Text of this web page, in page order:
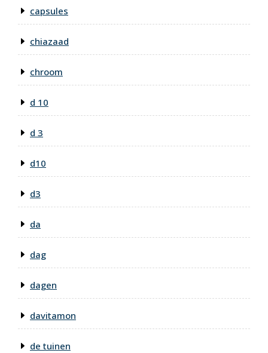
capsules
chiazaad
chroom
d 10
d 3
d10
d3
da
dag
dagen
davitamon
de tuinen